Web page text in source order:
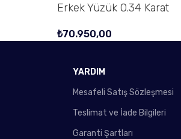
Erkek Yüzük 0.34 Karat
₺70.950,00
YARDIM
Mesafeli Satış Sözleşmesi
Teslimat ve İade Bilgileri
Garanti Şartları